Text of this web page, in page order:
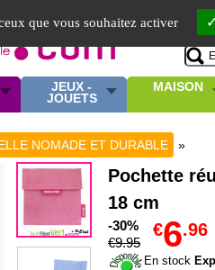
que vous souhaitez activer
JEUX -
JOUETS
MAISON
NOMADE ET DURABLE »
Pochette
18 cm
-30%
€9.95
€6.96
En stock